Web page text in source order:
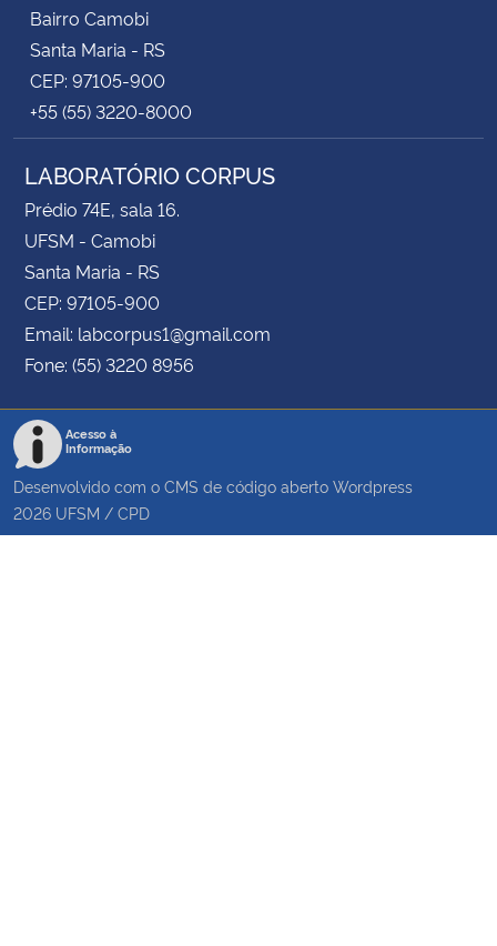
Bairro Camobi
Santa Maria - RS
CEP: 97105-900
+55 (55) 3220-8000
LABORATÓRIO CORPUS
Prédio 74E, sala 16.
UFSM - Camobi
Santa Maria - RS
CEP: 97105-900
Email: labcorpus1@gmail.com
Fone: (55) 3220 8956
Acesso à
Informação
Desenvolvido com o CMS de código aberto Wordpress
2026 UFSM / CPD